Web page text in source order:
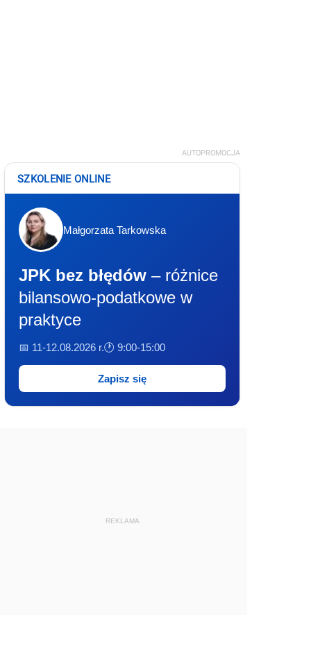
AUTOPROMOCJA
SZKOLENIE ONLINE
Małgorzata Tarkowska
JPK bez błędów – różnice
bilansowo-podatkowe w
praktyce
📅 11-12.08.2026 r.🕐 9:00-15:00
Zapisz się
REKLAMA